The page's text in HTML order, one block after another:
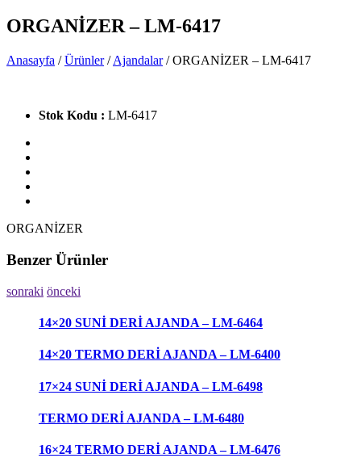
ORGANİZER – LM-6417
Anasayfa /Ürünler/Ajandalar/ORGANİZER – LM-6417
Stok Kodu : LM-6417
ORGANİZER
Benzer Ürünler
sonraki önceki
14×20 SUNİ DERİ AJANDA – LM-6464
14×20 TERMO DERİ AJANDA – LM-6400
17×24 SUNİ DERİ AJANDA – LM-6498
TERMO DERİ AJANDA – LM-6480
16×24 TERMO DERİ AJANDA – LM-6476